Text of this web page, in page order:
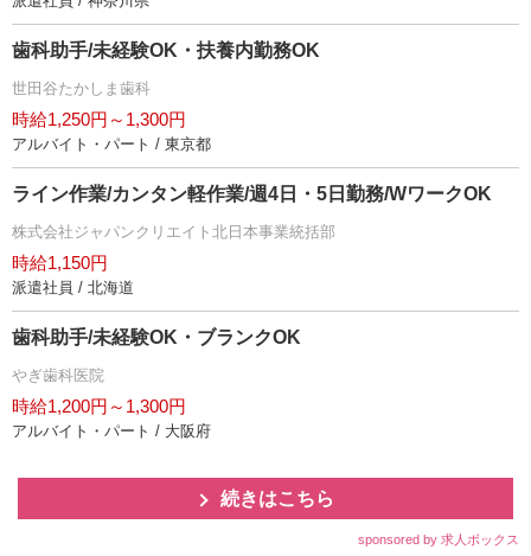
歯科助手/未経験OK・扶養内勤務OK
世田谷たかしま歯科
時給1,250円～1,300円
アルバイト・パート / 東京都
ライン作業/カンタン軽作業/週4日・5日勤務/WワークOK
株式会社ジャパンクリエイト北日本事業統括部
時給1,150円
派遣社員 / 北海道
歯科助手/未経験OK・ブランクOK
ぎ歯科医院
時給1,200円～1,300円
アルバイト・パート / 大阪府
続きはこちら
sponsored by 求人ボックス